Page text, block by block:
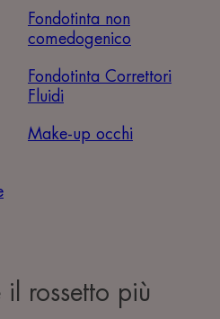
Fondotinta non
comedogenico
Fondotinta Correttori
Fluidi
Make-up occhi
il rossetto più